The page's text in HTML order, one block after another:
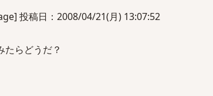
投稿日：2008/04/21(月) 13:07:52
たらどうだ？